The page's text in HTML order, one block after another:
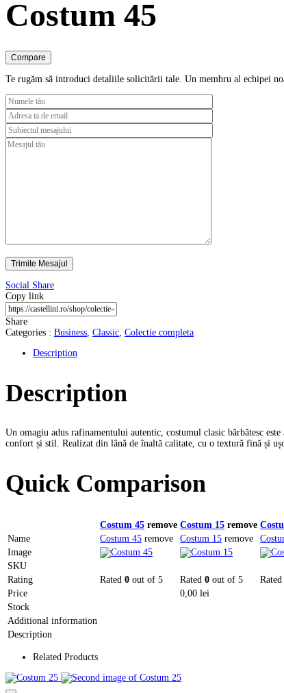
Costum 45
Compare
Te rugăm să introduci detaliile solicitării tale. Un membru al echipei
Social Share
Copy link
Share
Categories : Business, Classic, Colectie completa
Description
Description
Un omagiu adus rafinamentului autentic, costumul clasic bărbătesc
confort și stil. Realizat din lână de înaltă calitate, cu o textură fină și
Quick Comparison
Costum 45 remove Costum 15 remove
Name
Costum 45 remove Costum 15 remove
Image
SKU
Rating
Rated 0 out of 5 Rated 0 out of 5 Rated
Price
0,00 lei
Stock
Additional information
Description
Related Products